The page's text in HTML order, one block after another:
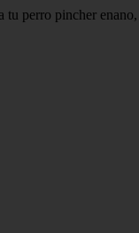
perro pincher